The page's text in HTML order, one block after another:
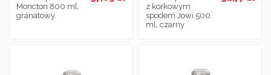
Moncton 800 ml,
granatowy
z korkowym
spodem Jowi 500
ml, czarny